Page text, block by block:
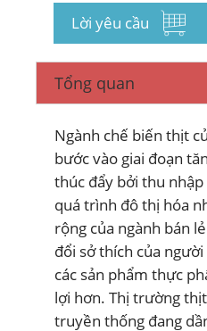
Lời yêu cầu
Tổng quan
Ngành chế biến thịt
bước vào giai đoạn
thúc đẩy bởi thu
quá trình đô thị hóa
rộng của ngành bán
đổi sở thích của
các sản phẩm thực
lợi hơn. Thị trường
truyền thống đang